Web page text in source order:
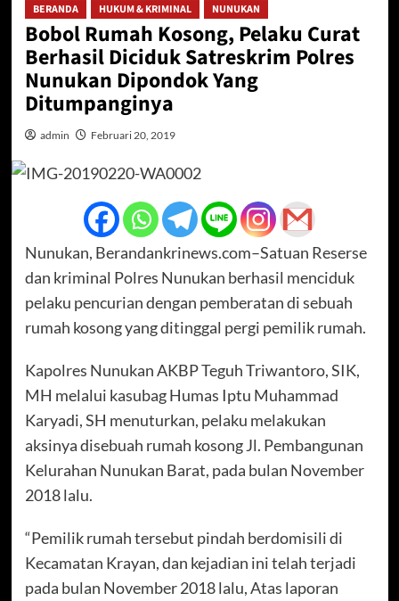
BERANDA HUKUM & KRIMINAL NUNUKAN
Bobol Rumah Kosong, Pelaku Curat
Berhasil Diciduk Satreskrim Polres
Nunukan Dipondok Yang
Ditumpanginya
admin Februari 20, 2019
Nunukan, Berandankrinews.com–Satuan Reserse
dan kriminal Polres Nunukan berhasil menciduk
pelaku pencurian dengan pemberatan di sebuah
rumah kosong yang ditinggal pergi pemilik rumah.
Kapolres Nunukan AKBP Teguh Triwantoro, SIK,
MH melalui kasubag Humas Iptu Muhammad
Karyadi, SH menuturkan, pelaku melakukan
aksinya disebuah rumah kosong Jl. Pembangunan
Kelurahan Nunukan Barat, pada bulan November
2018 lalu.
“Pemilik rumah tersebut pindah berdomisili di
Kecamatan Krayan, dan kejadian ini telah terjadi
pada bulan November 2018 lalu, Atas laporan